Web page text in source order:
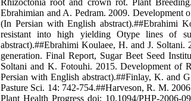
Rhizoctonia root and crown rot. Plant
Ebrahimian and A. Pedram. 2009. Development
(In Persian with English abstract).##Ebrahimi
resistant into high yielding Otype lines of
abstract).##Ebrahimi Koulaee, H. and J.
generation. Final Report, Sugar Beet Seed
Soltani and K. Fotouhi. 2015. Development of
Persian with English abstract).##Finlay, K. and
Pasture Sci. 14: 742-754.##Harveson, R. M.
Plant Health Progress doi: 10.1094/PHP-